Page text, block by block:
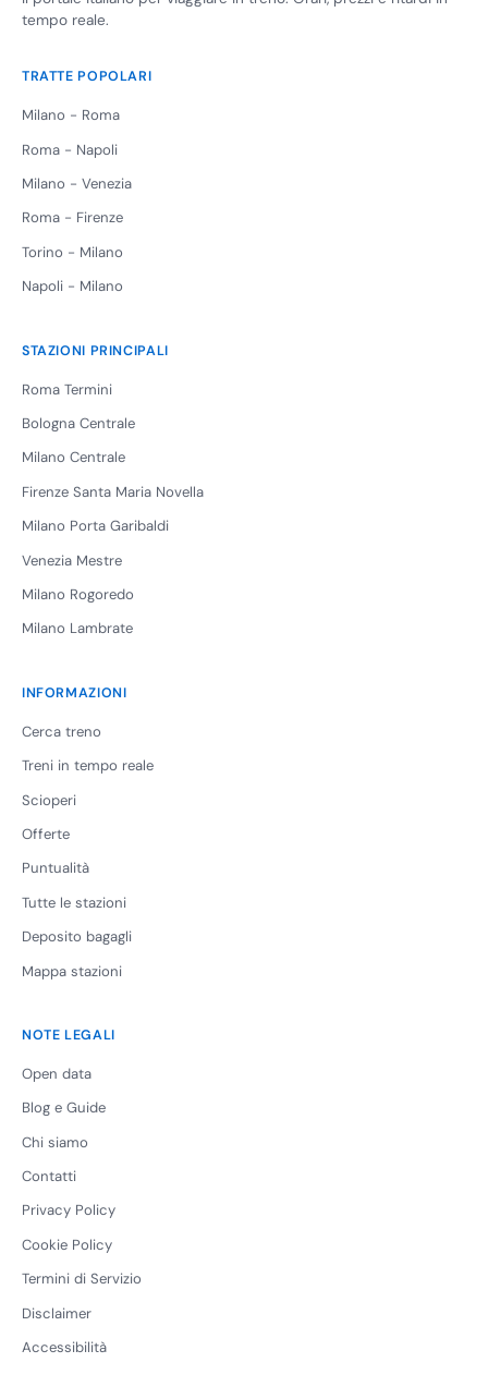
tempo reale.
TRATTE POPOLARI
Milano - Roma
Roma - Napoli
Milano - Venezia
Roma - Firenze
Torino - Milano
Napoli - Milano
STAZIONI PRINCIPALI
Roma Termini
Bologna Centrale
Milano Centrale
Firenze Santa Maria Novella
Milano Porta Garibaldi
Venezia Mestre
Milano Rogoredo
Milano Lambrate
INFORMAZIONI
Cerca treno
Treni in tempo reale
Scioperi
Offerte
Puntualità
Tutte le stazioni
Deposito bagagli
Mappa stazioni
NOTE LEGALI
Open data
Blog e Guide
Chi siamo
Contatti
Privacy Policy
Cookie Policy
Termini di Servizio
Disclaimer
Accessibilità